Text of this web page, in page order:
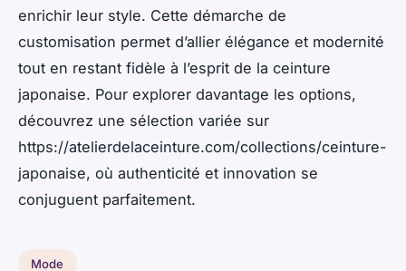
enrichir leur style. Cette démarche de
customisation permet d’allier élégance et modernité
tout en restant fidèle à l’esprit de la ceinture
japonaise. Pour explorer davantage les options,
découvrez une sélection variée sur
https://atelierdelaceinture.com/collections/ceinture-
japonaise, où authenticité et innovation se
conjuguent parfaitement.
Mode